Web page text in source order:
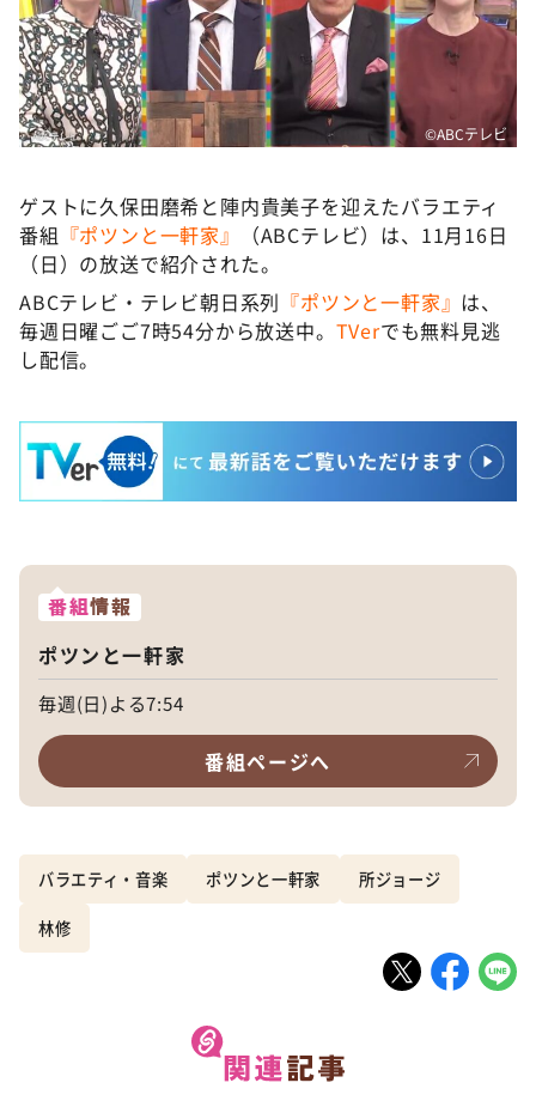
©ABCテレビ
ゲストに久保田磨希と陣内貴美子を迎えたバラエティ
番組 『ポツンと一軒家』
（ABCテレビ）は、11月16日
（日）の放送で紹介された。
ABCテレビ・テレビ朝日系列 『ポツンと一軒家』 は、
毎週日曜ごご7時54分から放送中。 TVerでも無料見逃
し配信。
番組情報
ポツンと一軒家
毎週(日)よる7:54
番組ページへ
バラエティ・音楽 ポツンと一軒家 所ジョージ
林修